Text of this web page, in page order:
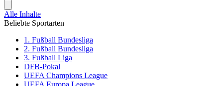
Alle Inhalte
Beliebte Sportarten
1. Fußball Bundesliga
2. Fußball Bundesliga
3. Fußball Liga
DFB-Pokal
UEFA Champions League
UEFA Europa League